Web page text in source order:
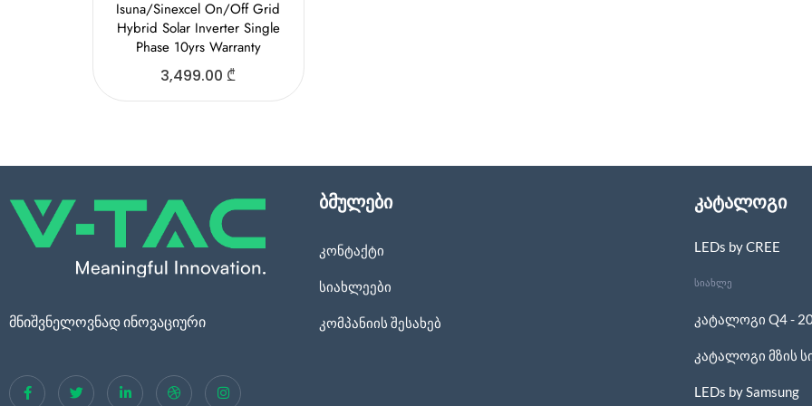
Isuna/Sinexcel On/Off Grid
Hybrid Solar Inverter Single
Phase 10yrs Warranty
3,499.00₾
მნიშვნელოვნად ინოვაციური
ბმულები
კონტაქტი
სიახლეები
კომპანიის შესახებ
კატალოგი
LEDs by CREE
სიახლე
კატალოგი Q4 -
კატალოგი მზის
LEDs by Samsung